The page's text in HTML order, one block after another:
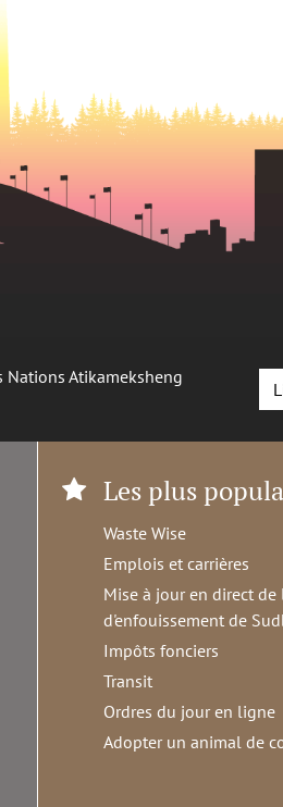
Atikameksheng
Les plus
Waste Wise
Emplois et carrières
Mise à jour en direct de
d'enfouissement de
Impôts fonciers
Transit
Ordres du jour en ligne
Adopter un animal de